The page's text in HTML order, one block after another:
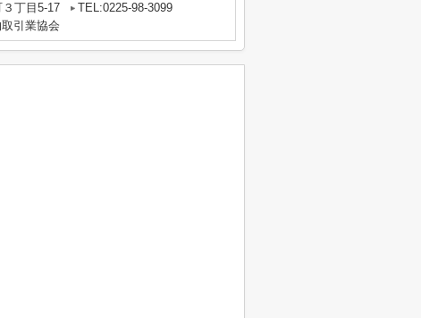
丁目5-17
TEL:0225-98-3099
引業協会